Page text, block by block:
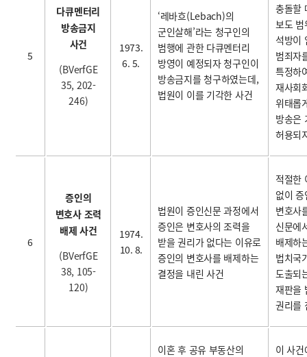
5
다큐멘터리
방송금지
사건
(BVerfGE
35, 202-
246)
1973.
6. 5.
‘레바흐(Lebach)의
군인살해’라는 청구인의
범행에 관한 다큐멘터리
방영이 예정되자 청구인이
방송금지를 청구하였는데,
법원이 이를 기각한 사건
충돌할
보도
석방이
범죄자
특정하
재사회
위태롭
방송은
허용되
6
증인의
변호사 조력
배제 사건
(BVerfGE
38, 105-
120)
1974.
10. 8.
법원이 증인신문 과정에서
증인은 변호사의 조력을
받을 권리가 없다는 이유로
증인의 변호사를 배제하는
결정을 내린 사건
적절한
없이 증
변호사
신문에
배제하
법치국
도출되
재판을
권리를
이혼 후 공유 부동산의
이 사건